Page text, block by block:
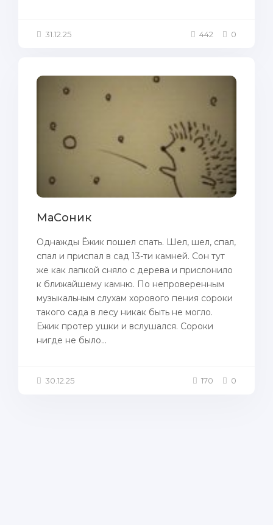
31.12.25 442 0
МаСоник
Однажды Ёжик пошел спать. Шел, шел, спал,
спал и приспал в сад 13-ти камней. Сон тут
же как лапкой сняло с дерева и прислонило
к ближайшему камню. По непроверенным
музыкальным слухам хорового пения сороки
такого сада в лесу никак быть не могло.
Ежик протер ушки и вслушался. Сороки
нигде не было...
30.12.25 170 0